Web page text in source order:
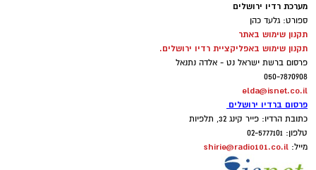
מערכת רדיו ירושלים
ספורט: גלעד כהן
תקנון שימוש באתר
תקנון שימוש באפליקציית רדיו ירושלים.
פרסום ברשת ישראל נט - אלדה נתנאל
050-7870908
elda@isnet.co.il
פרסום ברדיו ירושלים
כתובת הרדיו: פייר קינג 32, תלפיות
טלפון: 02-5777101
מייל: shirie@radio101.co.il